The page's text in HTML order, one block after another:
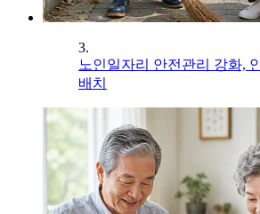
3.
노인일자리 안전관리 강화,
배치